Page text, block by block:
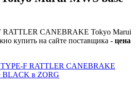
RATTLER CANEBRAKE Tokyo Marui
купить на сайте поставщика - цена
TYPE-F RATTLER CANEBRAKE
BLACK в ZORG